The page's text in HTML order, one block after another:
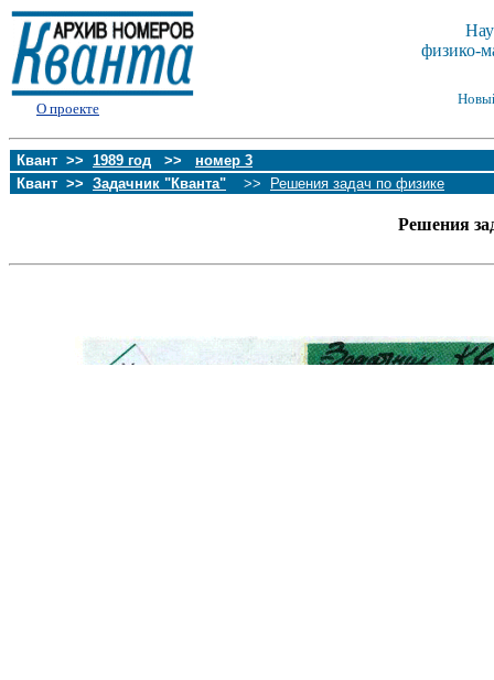
О проекте
физико-
Квант >> 1989 год >> номер 3
Квант >> Задачник "Кванта" >> Решения задач по физике
Решения